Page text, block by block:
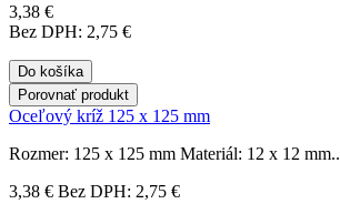
3,38 €
Bez DPH: 2,75 €
Do košíka
Porovnať produkt
Oceľový kríž 125 x 125 mm
Rozmer: 125 x 125 mm Materiál: 12 x 12 mm..
3,38 € Bez DPH: 2,75 €